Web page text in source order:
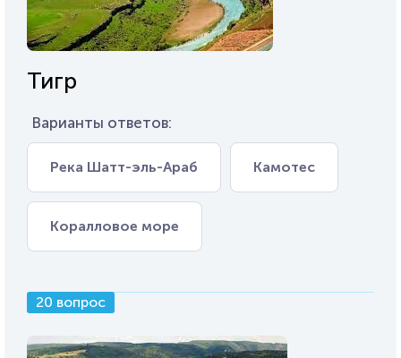
Тигр
Варианты ответов:
Река Шатт-эль-Араб Камотес
Коралловое море
20 вопрос